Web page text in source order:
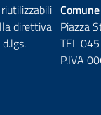
direttiva Piazza
TEL
P.IVA